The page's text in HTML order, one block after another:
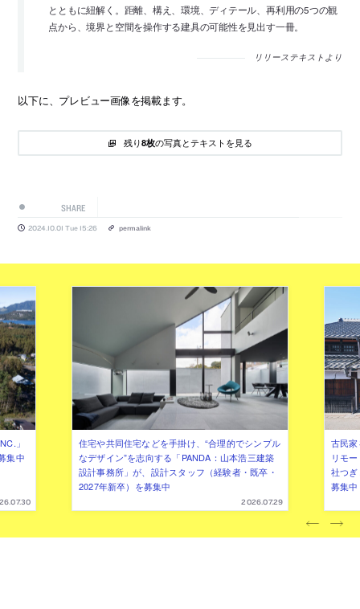
とともに紐解く。距離、構え、環境、ディテール、再利用の5つの観
点から、境界と空間を操作する建具の可能性を見出す一冊。
リリーステキストより
以下に、プレビュー画像を掲載ます。
残り8枚の写真とテキストを見る
SHARE
2024.10.01 Tue 15:26 permalink
」
集中
住宅や共同住宅などを手掛け、“合理的でシンプル
なデザイン”を志向する「PANDA：山本浩三建築
設計事務所」が、設計スタッフ（経験者・既卒・
2027年新卒）を募集中
2026.07.29
古民
リモ
社つ
募集中